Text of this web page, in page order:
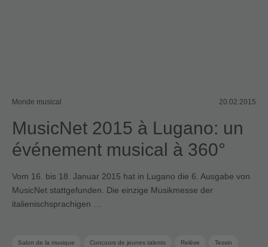
Monde musical 20.02.2015
MusicNet 2015 à Lugano: un
événement musical à 360°
Vom 16. bis 18. Januar 2015 hat in Lugano die 6. Ausgabe von
MusicNet stattgefunden. Die einzige Musikmesse der
italienischsprachigen …
Salon de la musique Concours de jeunes talents Relève Tessin